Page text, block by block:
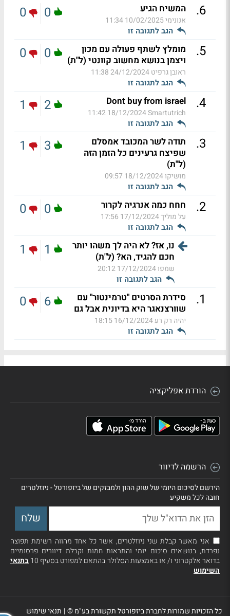
6
. המשיח הגיע
אנונימי10/02/2025 11:34
הגב לתגובה זו
0
0
5
.
מומלץ לשתף פעולה עם מכון
ויצמן בנושא מחשוב קוונטי (ל"ת)
ראובן גרפיט24/12/2024 11:38
הגב לתגובה זו
0
0
4
.
Dont buy from israel
Smartutrich
18/12/2024 11:42
הגב לתגובה זו
2
1
3
.
תודה לשר המכובד אמסלם
שפיצח גרעינים כל הזמן הזה
(ל"ת)
מושיקו18/12/2024 09:57
הגב לתגובה זו
3
1
2
. חחח כמה אנרגיה לקרור
על מוליך17/12/2024 17:56
הגב לתגובה זו
0
0
נו, אז? לא היה לך משהו יותר
חכם להגיד, הא? (ל"ת)
שמפו17/12/2024 20:12
הגב לתגובה זו
1
1
1
.
סידרת הסרטים "טרמינטור" עם
שוורצנאגר היא בדיונית אבל גם
יהיה רק רע16/12/2024 18:15
הגב לתגובה זו
6
0
הורדת אפליקציה
הרשמה לדיוור
הירשם לסיכום היומי של שוק ההון ולמבזקים של ביזפורטל - ניוזלטרים
חובה לכל משקיע
אני מאשר קבלת שני ניוזלטרים, אשר כל אחד מהווה רשימת תפוצה
נפרדת, בנושאים סיכום יומי והתראות חמות וקבלת דיוורים פרסומיים
בדואר אלקטרוני ו/ או באמצעות הסלולר בהתאם למפורט בסעיף 10
בתנאי
השימוש
כל הזכויות שמורות לחברת ביזפורטל תקשורת בע"מ ©| תנאי שימוש